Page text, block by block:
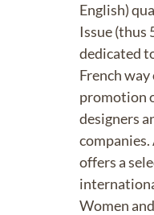
English)
Issue (thus
dedicated
French
promotion
designers
offers a
Women